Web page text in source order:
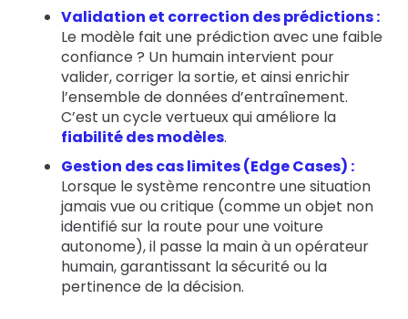
Validation et correction des prédictions :
Le modèle fait une prédiction avec une faible
confiance ? Un humain intervient pour
valider, corriger la sortie, et ainsi enrichir
l’ensemble de données d’entraînement.
C’est un cycle vertueux qui améliore la
fiabilité des modèles.
Gestion des cas limites (Edge Cases) :
Lorsque le système rencontre une situation
jamais vue ou critique (comme un objet non
identifié sur la route pour une voiture
autonome), il passe la main à un opérateur
humain, garantissant la sécurité ou la
pertinence de la décision.